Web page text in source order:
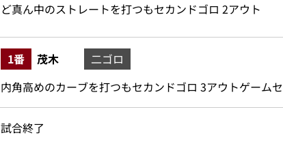
ど真ん中のストレートを打つもセカンドゴロ 2アウト
1番 茂木
二ゴロ
内角高めのカーブを打つもセカンドゴロ 3アウトゲーム
試合終了